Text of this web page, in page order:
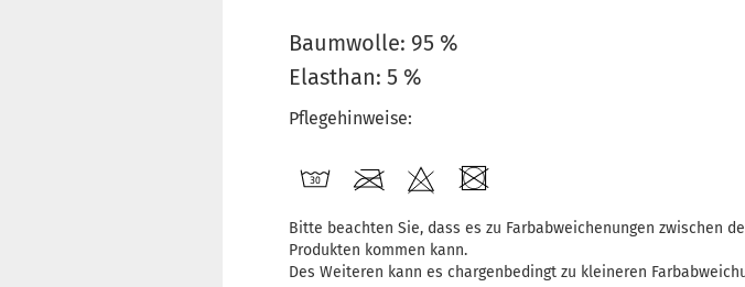
Baumwolle: 95 %
Elasthan: 5 %
Pflegehinweise:
Bitte beachten Sie, dass es zu Farbabweichenungen zwischen
Produkten kommen kann.
Des Weiteren kann es chargenbedingt zu kleineren